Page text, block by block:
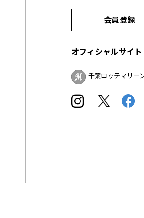
会員登録
オフィシャルサイト
千葉ロッテマリー